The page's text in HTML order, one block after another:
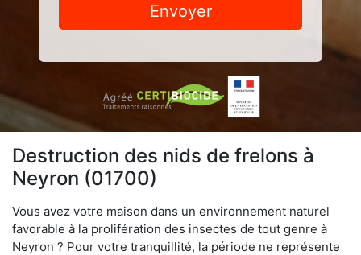
Envoyer
Destruction des nids de frelons à
Neyron (01700)
Vous avez votre maison dans un environnement naturel
favorable à la prolifération des insectes de tout genre à
Neyron ? Pour votre tranquillité, la période ne représente